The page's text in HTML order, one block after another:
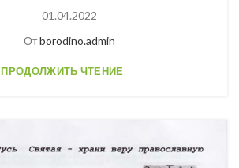
01.04.2022
Отborodino.admin
ПРОДОЛЖИТЬ ЧТЕНИЕ